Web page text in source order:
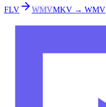
FLV
WMVMKV → WMV